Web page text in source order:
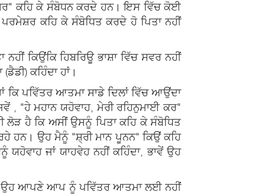
ਕਹਿ ਕੇ ਸੰਬੋਧਨ ਕਰਦੇ ਹਨ। ਇਸ ਵਿੱਚ ਕੋਈ
ਕਹਿ ਕੇ ਸੰਬੋਧਿਤ ਕਰਦੇ ਹੋ ਪਿਤਾ ਨਹੀਂ
ਕਿਉਂਕਿ ਹਿਬਰਿਊ ਭਾਸ਼ਾ ਵਿੱਚ ਸਵਰ ਨਹੀਂ
ਕਹਿੰਦਾ ਹਾਂ।
ਕਿ ਪਵਿੱਤਰ ਆਤਮਾ ਸਾਡੇ ਦਿਲਾਂ ਵਿੱਚ ਆਉਂਦਾ
, "ਹੇ ਮਹਾਨ ਯਹੋਵਾਹ, ਮੇਰੀ ਰਹਿਨੁਮਾਈ ਕਰ"
ਹੈ ਕਿ ਅਸੀਂ ਉਸਨੂੰ ਪਿਤਾ ਕਹਿ ਕੇ ਸੰਬੋਧਿਤ
ਹਨ। ਉਹ ਮੈਨੂੰ "ਸ਼੍ਰੀ ਮਾਨ ਪੂਨਨ" ਕਿਉਂ ਕਹਿ
ਜਾਂ ਯਾਹਵੇਹ ਨਹੀਂ ਕਹਿੰਦਾ, ਭਾਵੇਂ ਉਹ
ਉਹ ਆਪਣੇ ਆਪ ਨੂੰ ਪਵਿੱਤਰ ਆਤਮਾ ਲਈ ਨਹੀਂ